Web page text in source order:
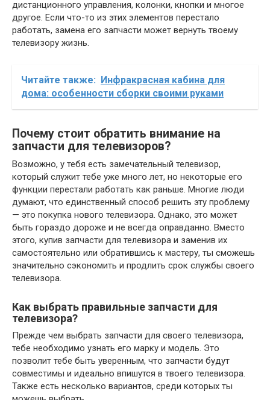
дистанционного управления, колонки, кнопки и многое
другое. Если что-то из этих элементов перестало
работать, замена его запчасти может вернуть твоему
телевизору жизнь.
Читайте также:
Инфракрасная кабина для
дома: особенности сборки своими руками
Почему стоит обратить внимание на
запчасти для телевизоров?
Возможно, у тебя есть замечательный телевизор,
который служит тебе уже много лет, но некоторые его
функции перестали работать как раньше. Многие люди
думают, что единственный способ решить эту проблему
— это покупка нового телевизора. Однако, это может
быть гораздо дороже и не всегда оправданно. Вместо
этого, купив запчасти для телевизора и заменив их
самостоятельно или обратившись к мастеру, ты сможешь
значительно сэкономить и продлить срок службы своего
телевизора.
Как выбрать правильные запчасти для
телевизора?
Прежде чем выбрать запчасти для своего телевизора,
тебе необходимо узнать его марку и модель. Это
позволит тебе быть уверенным, что запчасти будут
совместимы и идеально впишутся в твоего телевизора.
Также есть несколько вариантов, среди которых ты